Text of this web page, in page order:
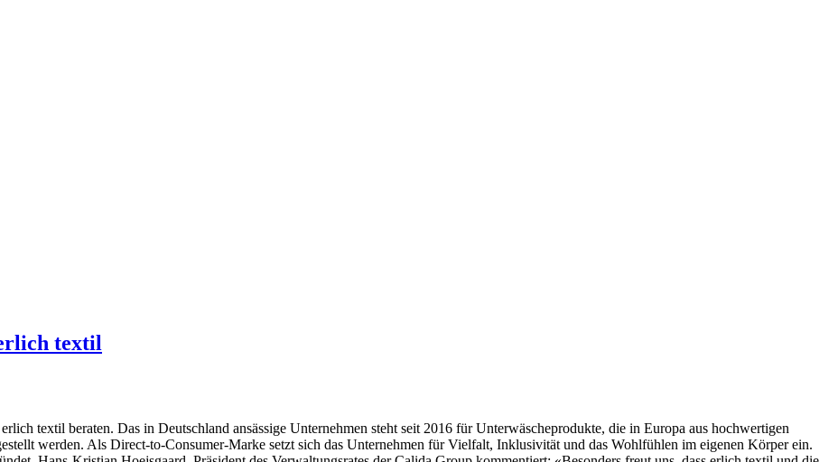
textil
textil beraten. Das in Deutschland ansässige Unternehmen steht seit 2016 für Unterwäscheprodukte, die in Europa aus hochwertigen
werden. Als Direct-to-Consumer-Marke setzt sich das Unternehmen für Vielfalt, Inklusivität und das Wohlfühlen im eigenen Körper ein.